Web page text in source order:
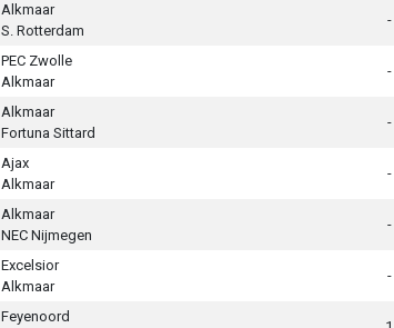
Alkmaar
S. Rotterdam
-
PEC Zwolle
Alkmaar
-
Alkmaar
Fortuna Sittard
-
Ajax
Alkmaar
-
Alkmaar
NEC Nijmegen
-
Excelsior
Alkmaar
-
Feyenoord